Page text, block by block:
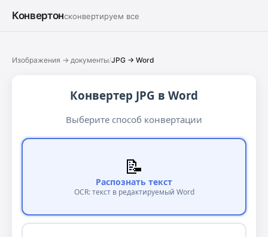
Конвертонсконвертируем все
Изображения → документы/JPG → Word
Конвертер JPG в Word
Выберите способ конвертации
📝
Распознать текст
OCR: текст в редактируемый Word